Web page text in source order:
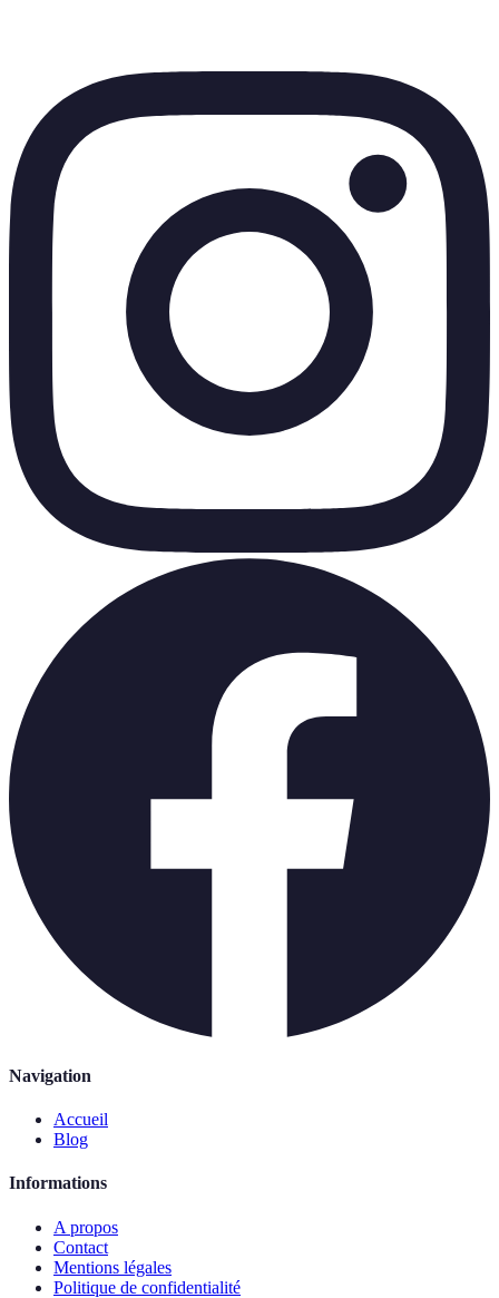
Navigation
Accueil
Blog
Informations
A propos
Contact
Mentions légales
Politique de confidentialité